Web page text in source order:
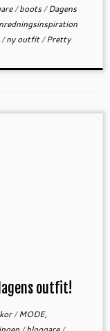
/boots/Dagens
/ny outfit/Pretty
outfit!
/MODE,